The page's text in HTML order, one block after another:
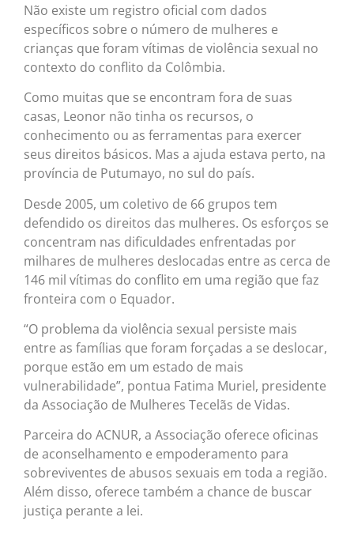
Não existe um registro oficial com dados
específicos sobre o número de mulheres e
crianças que foram vítimas de violência sexual no
contexto do conflito da Colômbia.
Como muitas que se encontram fora de suas
casas, Leonor não tinha os recursos, o
conhecimento ou as ferramentas para exercer
seus direitos básicos. Mas a ajuda estava perto, na
província de Putumayo, no sul do país.
Desde 2005, um coletivo de 66 grupos tem
defendido os direitos das mulheres. Os esforços se
concentram nas dificuldades enfrentadas por
milhares de mulheres deslocadas entre as cerca de
146 mil vítimas do conflito em uma região que faz
fronteira com o Equador.
“O problema da violência sexual persiste mais
entre as famílias que foram forçadas a se deslocar,
porque estão em um estado de mais
vulnerabilidade”, pontua Fatima Muriel, presidente
da Associação de Mulheres Tecelãs de Vidas.
Parceira do ACNUR, a Associação oferece oficinas
de aconselhamento e empoderamento para
sobreviventes de abusos sexuais em toda a região.
Além disso, oferece também a chance de buscar
justiça perante a lei.